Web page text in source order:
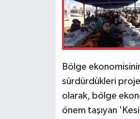
Bölge
sürdürdükleri
olarak, bölge
önem taşıyan